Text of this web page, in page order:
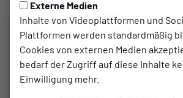
Externe Medien
Inhalte von Videoplattformen und
Plattformen werden standardmäßig
Cookies von externen Medien
bedarf der Zugriff auf diese Inhalte
Einwilligung mehr.